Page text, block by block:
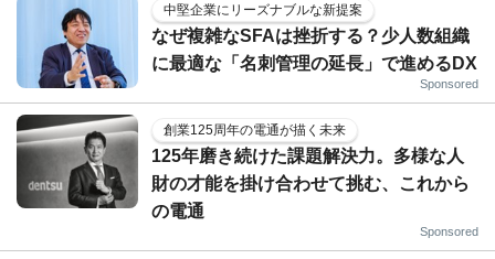
中堅企業にリーズナブルな新提案
なぜ複雑なSFAは挫折する？少人数組織
に最適な「名刺管理の延長」で進めるDX
Sponsored
創業125周年の電通が描く未来
125年磨き続けた課題解決力。多様な人
財の才能を掛け合わせて挑む、これから
の電通
Sponsored